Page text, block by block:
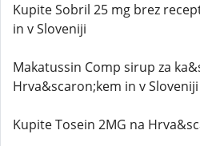
Kupite Sobril 25 mg brez
in v Sloveniji
Makatussin Comp sirup za
Hrva&scaron;kem in v Sloveniji
Kupite Tosein 2MG na